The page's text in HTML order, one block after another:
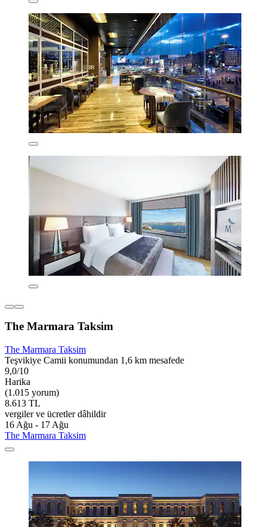
The Marmara Taksim
The Marmara Taksim
Teşvikiye Camii konumundan 1,6 km mesafede
9,0/10
Harika
(1.015 yorum)
8.613 TL
vergiler ve ücretler dâhildir
16 Ağu - 17 Ağu
The Marmara Taksim